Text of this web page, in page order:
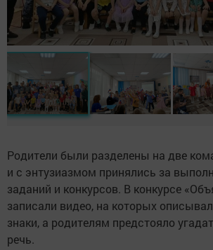
Родители были разделены на две
и с энтузиазмом принялись за
заданий и конкурсов. В конкурсе
записали видео, на которых
знаки, а родителям предстояло
речь.